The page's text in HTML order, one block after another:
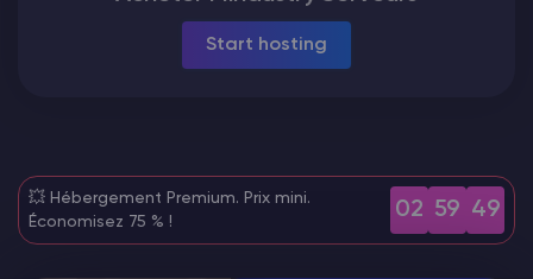
ARK Serveur Hébergement
Start hosting
💥 Hébergement Premium. Prix mini.
Économisez 75 % !
02 59 48